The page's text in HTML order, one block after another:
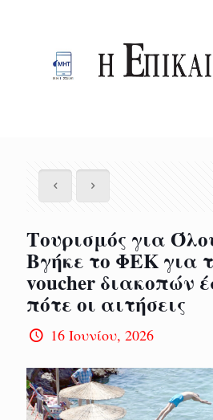
Τουρισμός για
Βγήκε το ΦΕΚ για
voucher διακοπών
πότε οι αιτήσεις
16 Ιουνίου, 2026